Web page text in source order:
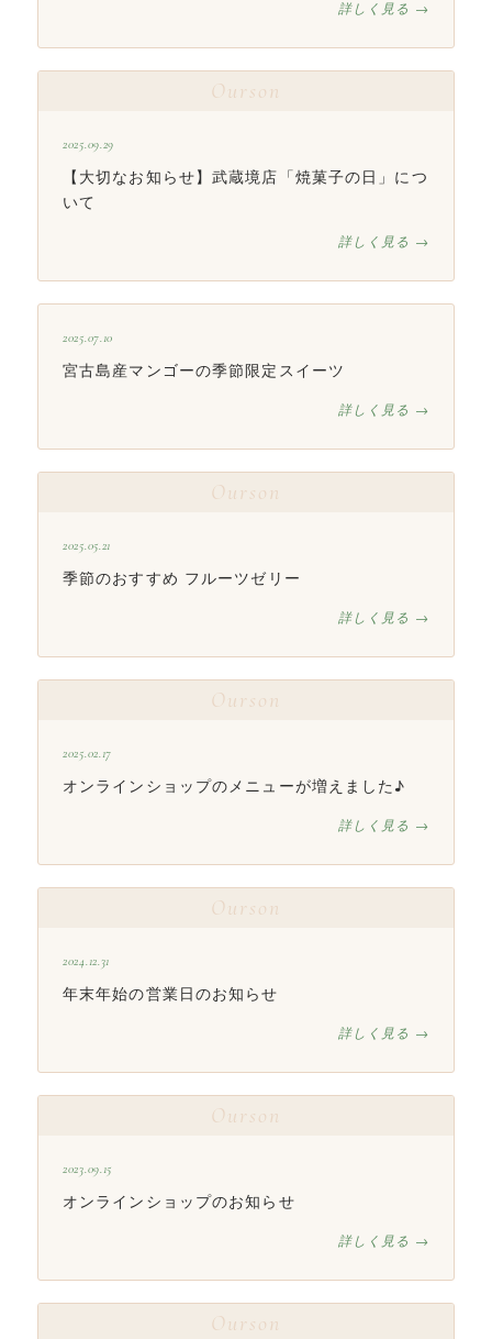
詳しく見る →
Ourson
2025.09.29
【大切なお知らせ】武蔵境店「焼菓子の日」につ
いて
詳しく見る →
2025.07.10
宮古島産マンゴーの季節限定スイーツ
詳しく見る →
Ourson
2025.05.21
季節のおすすめ フルーツゼリー
詳しく見る →
Ourson
2025.02.17
オンラインショップのメニューが増えました♪
詳しく見る →
Ourson
2024.12.31
年末年始の営業日のお知らせ
詳しく見る →
Ourson
2023.09.15
オンラインショップのお知らせ
詳しく見る →
Ourson